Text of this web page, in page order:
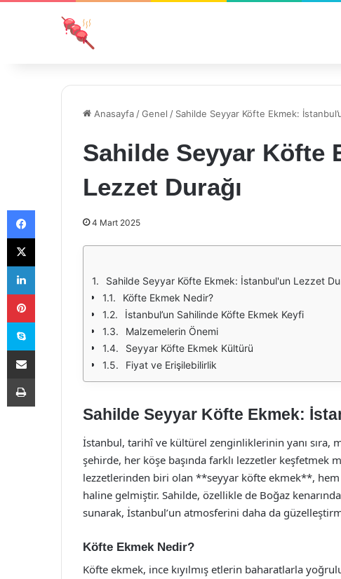
Anasayfa /Genel / Sahilde Seyyar Köfte Ekmek:
Sahilde Seyyar Köfte
Lezzet Durağı
4 Mart 2025
Sahilde Seyyar Köfte Ekmek: İstanbul'un Lezzet
Köfte Ekmek Nedir?
İstanbul’un Sahilinde Köfte Ekmek Keyfi
Malzemelerin Önemi
Seyyar Köfte Ekmek Kültürü
Fiyat ve Erişilebilirlik
Sahilde Seyyar Köfte Ekmek:
İstanbul, tarihî ve kültürel zenginliklerinin yanı sıra,
şehirde, her köşe başında farklı lezzetler keşfetmek
lezzetlerinden biri olan **seyyar köfte ekmek**,
haline gelmiştir. Sahilde, özellikle de Boğaz
sunarak, İstanbul’un atmosferini daha da
Köfte Ekmek Nedir?
Köfte ekmek, ince kıyılmış etlerin baharatlarla
Facebook
X
LinkedIn
Pinterest
Skype
E-Posta ile paylaş